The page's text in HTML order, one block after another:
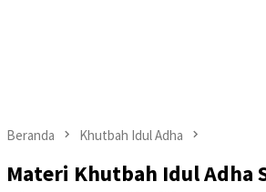
Beranda Khutbah Idul Adha
Materi Khutbah Idul Adha